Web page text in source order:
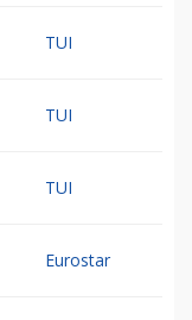
TUI
TUI
TUI
Eurostar